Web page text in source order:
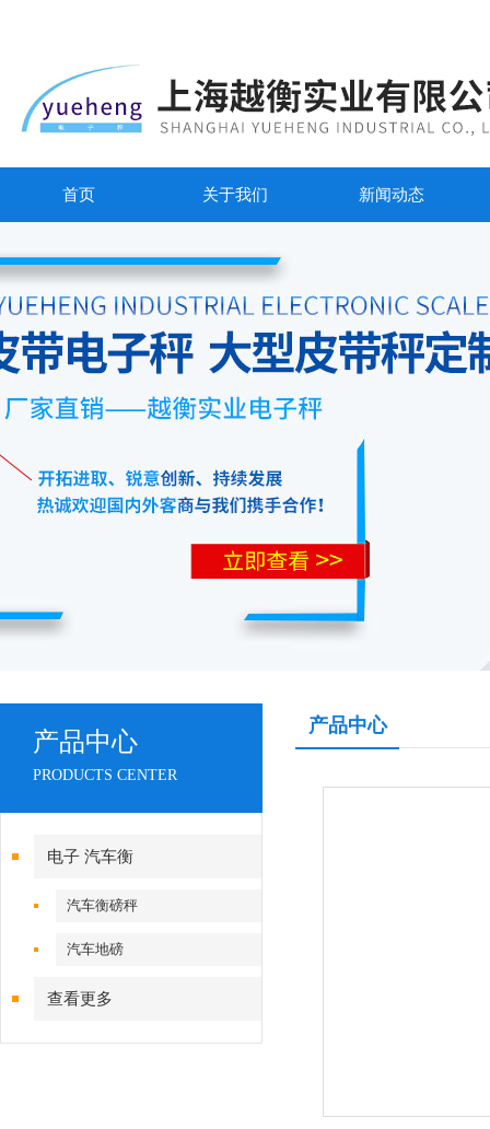
首页 关于我们 新闻动态
产品中心
PRODUCTS CENTER
电子 汽车衡
汽车衡磅秤
汽车地磅
查看更多
产品中心